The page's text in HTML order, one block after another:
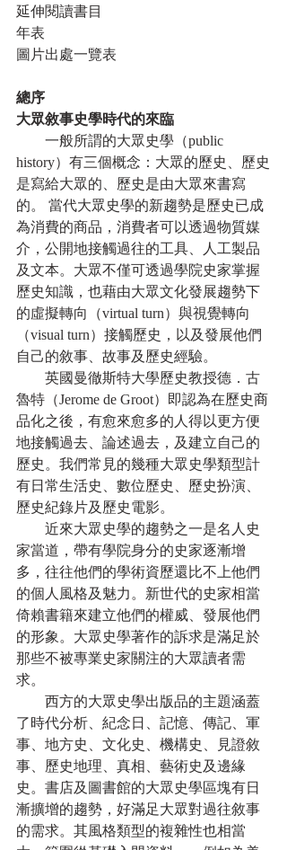
延伸閱讀書目
年表
圖片出處一覽表
總序
大眾敘事史學時代的來臨
一般所謂的大眾史學（public
history）有三個概念：大眾的歷史、歷史
是寫給大眾的、歷史是由大眾來書寫
的。 當代大眾史學的新趨勢是歷史已成
為消費的商品，消費者可以透過物質媒
介，公開地接觸過往的工具、人工製品
及文本。大眾不僅可透過學院史家掌握
歷史知識，也藉由大眾文化發展趨勢下
的虛擬轉向（virtual turn）與視覺轉向
（visual turn）接觸歷史，以及發展他們
自己的敘事、故事及歷史經驗。
英國曼徹斯特大學歷史教授德．古
魯特（Jerome de Groot）即認為在歷史商
品化之後，有愈來愈多的人得以更方便
地接觸過去、論述過去，及建立自己的
歷史。我們常見的幾種大眾史學類型計
有日常生活史、數位歷史、歷史扮演、
歷史紀錄片及歷史電影。
近來大眾史學的趨勢之一是名人史
家當道，帶有學院身分的史家逐漸增
多，往往他們的學術資歷還比不上他們
的個人風格及魅力。新世代的史家相當
倚賴書籍來建立他們的權威、發展他們
的形象。大眾史學著作的訴求是滿足於
那些不被專業史家關注的大眾讀者需
求。
西方的大眾史學出版品的主題涵蓋
了時代分析、紀念日、記憶、傳記、軍
事、地方史、文化史、機構史、見證敘
事、歷史地理、真相、藝術史及邊緣
史。書店及圖書館的大眾史學區塊有日
漸擴增的趨勢，好滿足大眾對過往敘事
的需求。其風格類型的複雜性也相當